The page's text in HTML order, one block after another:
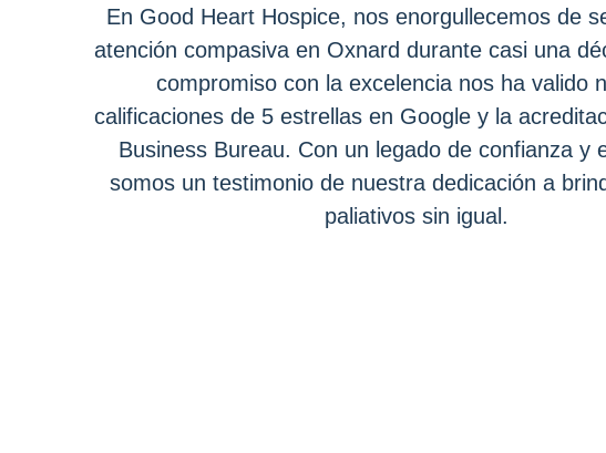
En Good Heart Hospice, nos enorgullecemos de
atención compasiva en Oxnard durante casi una
compromiso con la excelencia nos ha valido
calificaciones de 5 estrellas en Google y la
Business Bureau. Con un legado de confianza y
somos un testimonio de nuestra dedicación a
paliativos sin igual.